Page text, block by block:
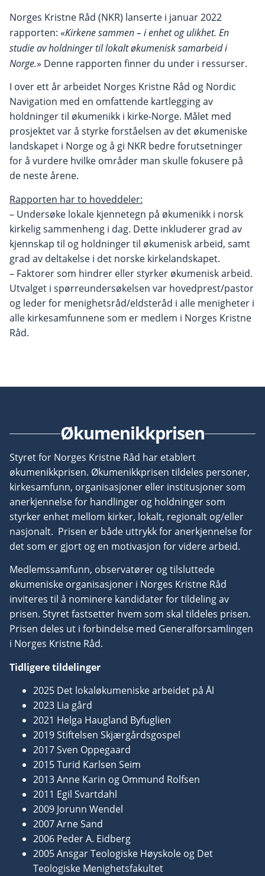
Norges Kristne Råd (NKR) lanserte i januar 2022
rapporten: «Kirkene sammen – i enhet og ulikhet. En
studie av holdninger til lokalt økumenisk samarbeid i
Norge.» Denne rapporten finner du under i ressurser.
I over ett år arbeidet Norges Kristne Råd og Nordic
Navigation med en omfattende kartlegging av
holdninger til økumenikk i kirke-Norge. Målet med
prosjektet var å styrke forståelsen av det økumeniske
landskapet i Norge og å gi NKR bedre forutsetninger
for å vurdere hvilke områder man skulle fokusere på
de neste årene.
Rapporten har to hoveddeler:
– Undersøke lokale kjennetegn på økumenikk i norsk
kirkelig sammenheng i dag. Dette inkluderer grad av
kjennskap til og holdninger til økumenisk arbeid, samt
grad av deltakelse i det norske kirkelandskapet.
– Faktorer som hindrer eller styrker økumenisk arbeid.
Utvalget i spørreundersøkelsen var hovedprest/pastor
og leder for menighetsråd/eldsteråd i alle menigheter i
alle kirkesamfunnene som er medlem i Norges Kristne
Råd.
Økumenikkprisen
Styret for Norges Kristne Råd har etablert
økumenikkprisen. Økumenikkprisen tildeles personer,
kirkesamfunn, organisasjoner eller institusjoner som
anerkjennelse for handlinger og holdninger som
styrker enhet mellom kirker, lokalt, regionalt og/eller
nasjonalt. Prisen er både uttrykk for anerkjennelse for
det som er gjort og en motivasjon for videre arbeid.
Medlemssamfunn, observatører og tilsluttede
økumeniske organisasjoner i Norges Kristne Råd
inviteres til å nominere kandidater for tildeling av
prisen. Styret fastsetter hvem som skal tildeles prisen.
Prisen deles ut i forbindelse med Generalforsamlingen
i Norges Kristne Råd.
Tidligere tildelinger
2025 Det lokaløkumeniske arbeidet på Ål
2023 Lia gård
2021 Helga Haugland Byfuglien
2019 Stiftelsen Skjærgårdsgospel
2017 Sven Oppegaard
2015 Turid Karlsen Seim
2013 Anne Karin og Ommund Rolfsen
2011 Egil Svartdahl
2009 Jorunn Wendel
2007 Arne Sand
2006 Peder A. Eidberg
2005 Ansgar Teologiske Høyskole og Det
Teologiske Menighetsfakultet